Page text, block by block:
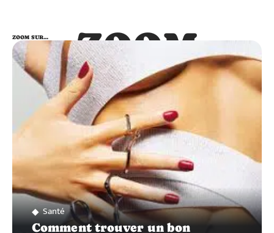
ZOOM
SUR…
ZOOM SUR…
Santé
Comment trouver un bon